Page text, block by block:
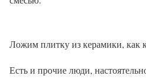
Ложим плитку из керамики, как
Есть и прочие люди,